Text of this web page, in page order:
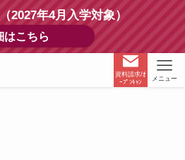
2027年4月入学対象）
はこちら
資料請求/ｵ
ｰﾌﾟﾝｷｬﾝ
メニュー